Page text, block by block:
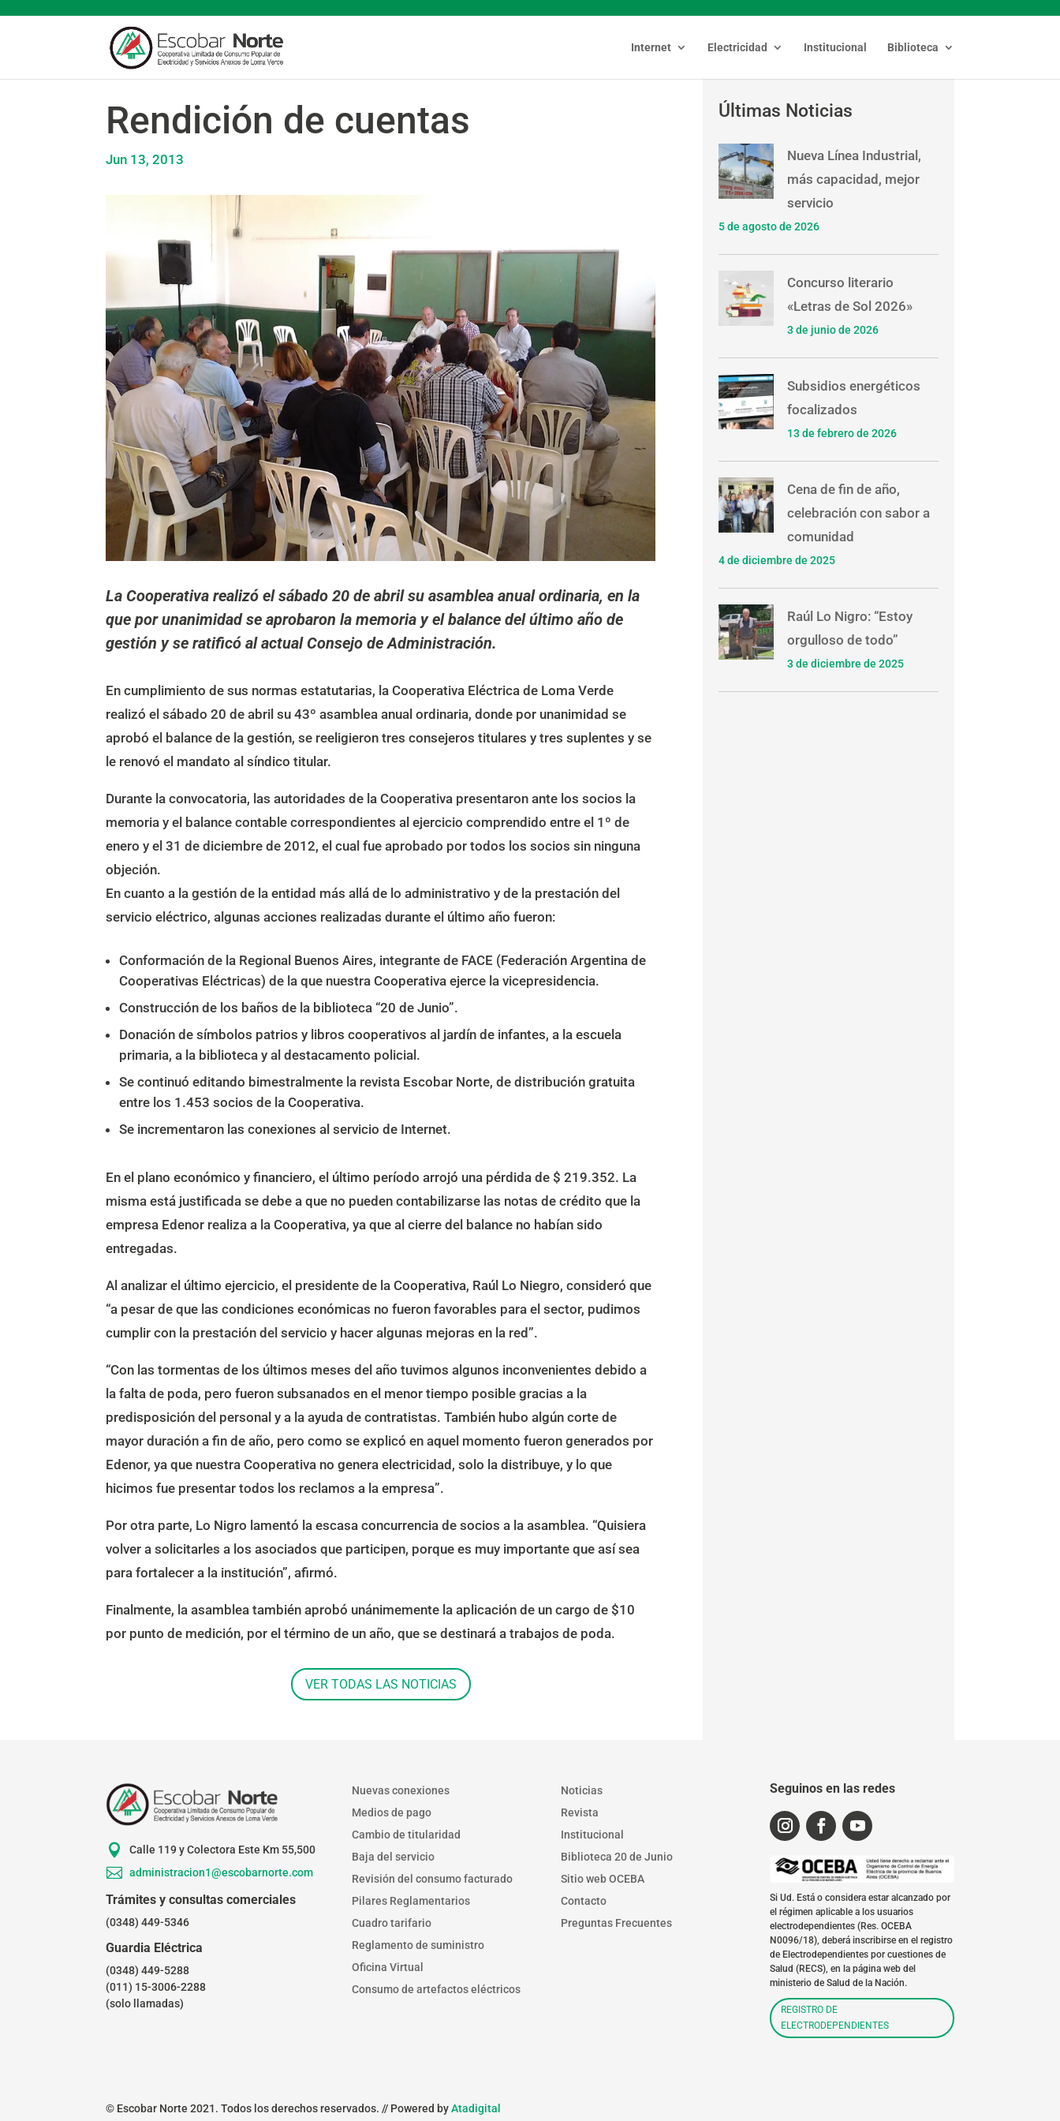
Internet Electricidad Institucional Biblioteca
Rendición de cuentas
Jun 13, 2013
La Cooperativa realizó el sábado 20 de abril su asamblea anual ordinaria, en la
que por unanimidad se aprobaron la memoria y el balance del último año de
gestión y se ratificó al actual Consejo de Administración.
En cumplimiento de sus normas estatutarias, la Cooperativa Eléctrica de Loma Verde
realizó el sábado 20 de abril su 43º asamblea anual ordinaria, donde por unanimidad se
aprobó el balance de la gestión, se reeligieron tres consejeros titulares y tres suplentes y se
le renovó el mandato al síndico titular.
Durante la convocatoria, las autoridades de la Cooperativa presentaron ante los socios la
memoria y el balance contable correspondientes al ejercicio comprendido entre el 1º de
enero y el 31 de diciembre de 2012, el cual fue aprobado por todos los socios sin ninguna
objeción.
En cuanto a la gestión de la entidad más allá de lo administrativo y de la prestación del
servicio eléctrico, algunas acciones realizadas durante el último año fueron:
Conformación de la Regional Buenos Aires, integrante de FACE (Federación Argentina de
Cooperativas Eléctricas) de la que nuestra Cooperativa ejerce la vicepresidencia.
Construcción de los baños de la biblioteca “20 de Junio”.
Donación de símbolos patrios y libros cooperativos al jardín de infantes, a la escuela
primaria, a la biblioteca y al destacamento policial.
Se continuó editando bimestralmente la revista Escobar Norte, de distribución gratuita
entre los 1.453 socios de la Cooperativa.
Se incrementaron las conexiones al servicio de Internet.
En el plano económico y financiero, el último período arrojó una pérdida de $ 219.352. La
misma está justificada se debe a que no pueden contabilizarse las notas de crédito que la
empresa Edenor realiza a la Cooperativa, ya que al cierre del balance no habían sido
entregadas.
Al analizar el último ejercicio, el presidente de la Cooperativa, Raúl Lo Niegro, consideró que
“a pesar de que las condiciones económicas no fueron favorables para el sector, pudimos
cumplir con la prestación del servicio y hacer algunas mejoras en la red”.
“Con las tormentas de los últimos meses del año tuvimos algunos inconvenientes debido a
la falta de poda, pero fueron subsanados en el menor tiempo posible gracias a la
predisposición del personal y a la ayuda de contratistas. También hubo algún corte de
mayor duración a fin de año, pero como se explicó en aquel momento fueron generados por
Edenor, ya que nuestra Cooperativa no genera electricidad, solo la distribuye, y lo que
hicimos fue presentar todos los reclamos a la empresa”.
Por otra parte, Lo Nigro lamentó la escasa concurrencia de socios a la asamblea. “Quisiera
volver a solicitarles a los asociados que participen, porque es muy importante que así sea
para fortalecer a la institución”, afirmó.
Finalmente, la asamblea también aprobó unánimemente la aplicación de un cargo de $10
por punto de medición, por el término de un año, que se destinará a trabajos de poda.
VER TODAS LAS NOTICIAS
Últimas Noticias
Nueva Línea Industrial,
más capacidad, mejor
servicio
5 de agosto de 2026
Concurso literario
«Letras de Sol 2026»
3 de junio de 2026
Subsidios energéticos
focalizados
13 de febrero de 2026
Cena de fin de año,
celebración con sabor a
comunidad
4 de diciembre de 2025
Raúl Lo Nigro: “Estoy
orgulloso de todo”
3 de diciembre de 2025
 Calle 119 y Colectora Este Km 55,500
 administracion1@escobarnorte.com
Trámites y consultas comerciales
(0348) 449-5346
Guardia Eléctrica
(0348) 449-5288
(011) 15-3006-2288
(solo llamadas)
Nuevas conexiones
Medios de pago
Cambio de titularidad
Baja del servicio
Revisión del consumo facturado
Pilares Reglamentarios
Cuadro tarifario
Reglamento de suministro
Oficina Virtual
Consumo de artefactos eléctricos
Noticias
Revista
Institucional
Biblioteca 20 de Junio
Sitio web OCEBA
Contacto
Preguntas Frecuentes
Seguinos en las redes
Si Ud. Está o considera estar alcanzado por
el régimen aplicable a los usuarios
electrodependientes (Res. OCEBA
N0096/18), deberá inscribirse en el registro
de Electrodependientes por cuestiones de
Salud (RECS), en la página web del
ministerio de Salud de la Nación.
REGISTRO DE
ELECTRODEPENDIENTES
© Escobar Norte 2021. Todos los derechos reservados. // Powered byAtadigital